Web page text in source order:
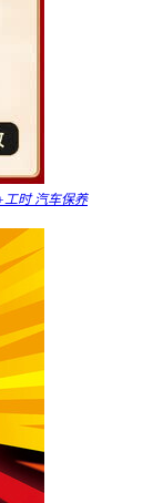
工时 汽车保养